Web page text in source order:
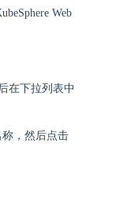
Web
在下拉列表中
，然后点击